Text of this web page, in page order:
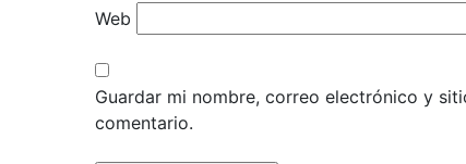
Web
Guardar mi nombre, correo electrónico y
comentario.